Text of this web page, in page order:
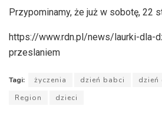
dźwiękowych
Przypominamy, że już w sobotę, 22
https://www.rdn.pl/news/laurki-dla-
przeslaniem
Tagi: życzenia dzień babci dzień
Region
dzieci